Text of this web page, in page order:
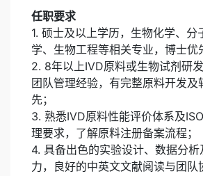
任职要求
1. 硕士及以上学历，生物化学、分
学、生物工程等相关专业，博士优
2. 8年以上IVD原料或生物试剂研
团队管理经验，有完整原料开发及
先；
3. 熟悉IVD原料性能评价体系及
理要求，了解原料注册备案流程；
4. 具备出色的实验设计、数据分
力，良好的中英文文献阅读与团队